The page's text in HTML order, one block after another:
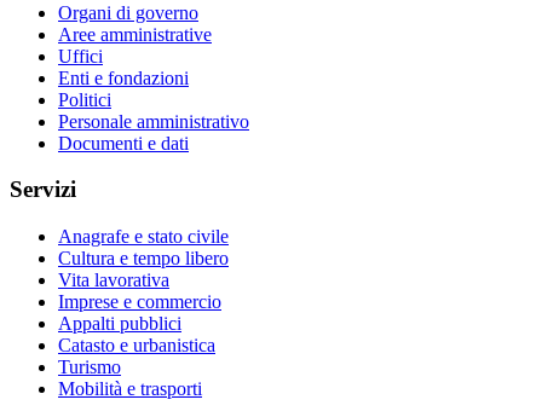
Organi di governo
Aree amministrative
Uffici
Enti e fondazioni
Politici
Personale amministrativo
Documenti e dati
Servizi
Anagrafe e stato civile
Cultura e tempo libero
Vita lavorativa
Imprese e commercio
Appalti pubblici
Catasto e urbanistica
Turismo
Mobilità e trasporti